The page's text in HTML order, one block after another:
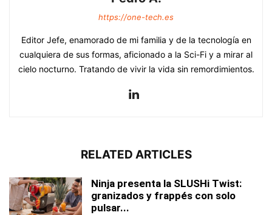
https://one-tech.es
Editor Jefe, enamorado de mi familia y de la tecnología en
cualquiera de sus formas, aficionado a la Sci-Fi y a mirar al
cielo nocturno. Tratando de vivir la vida sin remordimientos.
RELATED ARTICLES
Ninja presenta la SLUSHi Twist:
granizados y frappés con solo
pulsar...